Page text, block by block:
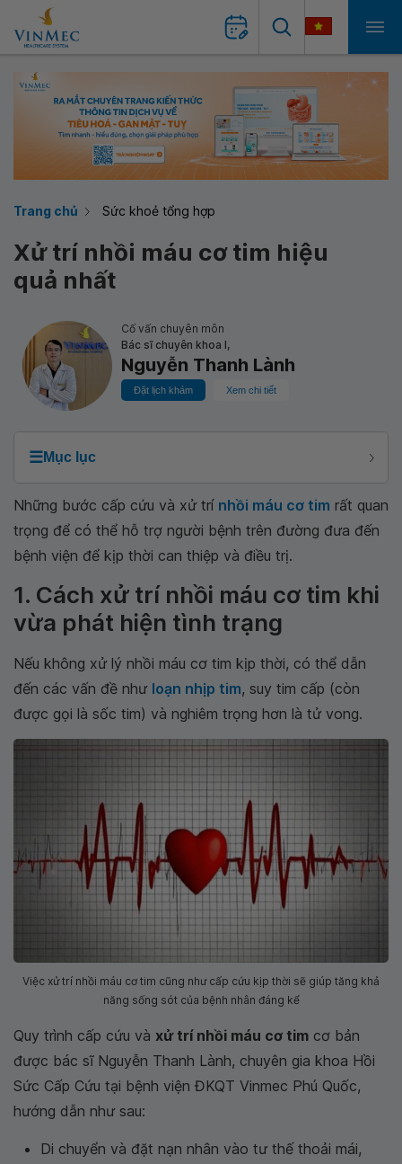
Trang chủ Sức khoẻ tổng hợp
Xử trí nhồi máu cơ tim hiệu
quả nhất
Cố vấn chuyên môn
Bác sĩ chuyên khoa I,
Nguyễn Thanh Lành
Đặt lịch khám Xem chi tiết
☰Mục lục
Những bước cấp cứu và xử trí nhồi máu cơ tim rất quan
trọng để có thể hỗ trợ người bệnh trên đường đưa đến
bệnh viện để kịp thời can thiệp và điều trị.
1. Cách xử trí nhồi máu cơ tim khi
vừa phát hiện tình trạng
Nếu không xử lý nhồi máu cơ tim kịp thời, có thể dẫn
đến các vấn đề như loạn nhịp tim, suy tim cấp (còn
được gọi là sốc tim) và nghiêm trọng hơn là tử vong.
Việc xử trí nhồi máu cơ tim cũng như cấp cứu kịp thời sẽ giúp tăng khả
năng sống sót của bệnh nhân đáng kể
Quy trình cấp cứu và xử trí nhồi máu cơ tim cơ bản
được bác sĩ Nguyễn Thanh Lành, chuyên gia khoa Hồi
Sức Cấp Cứu tại bệnh viện ĐKQT Vinmec Phú Quốc,
hướng dẫn như sau:
Di chuyển và đặt nạn nhân vào tư thế thoải mái,